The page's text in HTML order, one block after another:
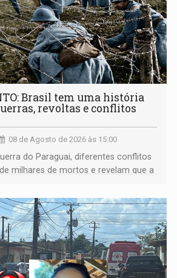
Brasil tem uma história
revoltas e conflitos
08 de Agosto de 2026 às 15:00
do Paraguai, diferentes conflitos
milhares de mortos e revelam que a